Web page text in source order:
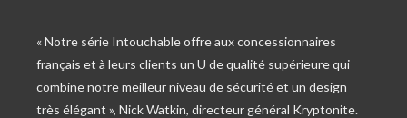
« Notre série Intouchable offre aux concessionnaires
français et à leurs clients un U de qualité supérieure qui
combine notre meilleur niveau de sécurité et un design
très élégant », Nick Watkin, directeur général Kryptonite.